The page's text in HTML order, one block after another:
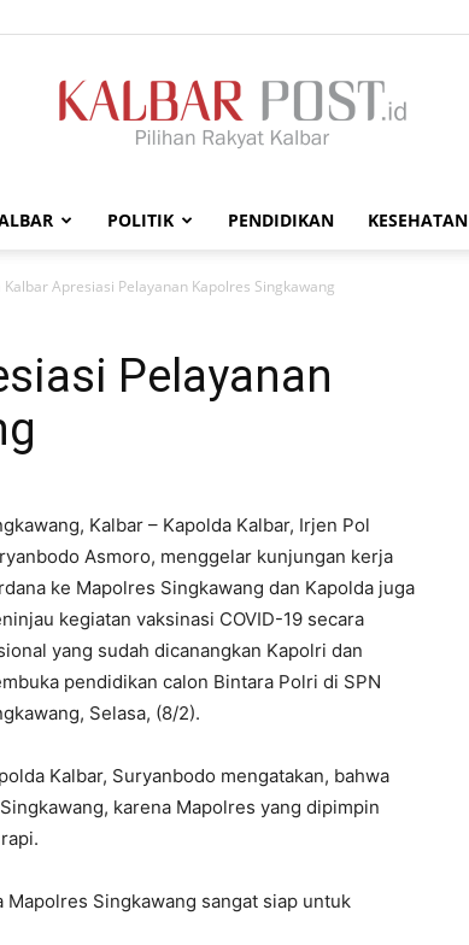
POLITIK PENDIDIKAN KESEHATAN
Kalbar Apresiasi Pelayanan Kapolres Singkawang
Pelayanan
Kalbar – Kapolda Kalbar, Irjen Pol
Asmoro, menggelar kunjungan kerja
ke Mapolres Singkawang dan Kapolda juga
kegiatan vaksinasi COVID-19 secara
yang sudah dicanangkan Kapolri dan
pendidikan calon Bintara Polri di SPN
Selasa, (8/2).
Kalbar, Suryanbodo mengatakan, bahwa
karena Mapolres yang dipimpin
Singkawang sangat siap untuk